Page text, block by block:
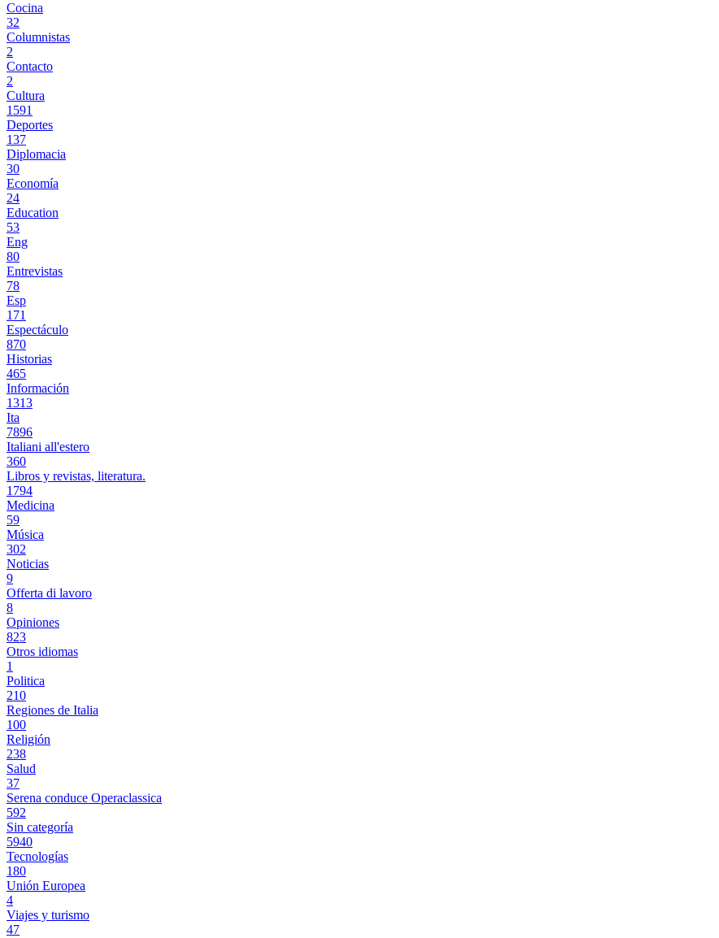
Cocina
32
Columnistas
2
Contacto
2
Cultura
1591
Deportes
137
Diplomacia
30
Economía
24
Education
53
Eng
80
Entrevistas
78
Esp
171
Espectáculo
870
Historias
465
Información
1313
Ita
7896
Italiani all'estero
360
Libros y revistas, literatura.
1794
Medicina
59
Música
302
Noticias
9
Offerta di lavoro
8
Opiniones
823
Otros idiomas
1
Politica
210
Regiones de Italia
100
Religión
238
Salud
37
Serena conduce Operaclassica
592
Sin categoría
5940
Tecnologías
180
Unión Europea
4
Viajes y turismo
47